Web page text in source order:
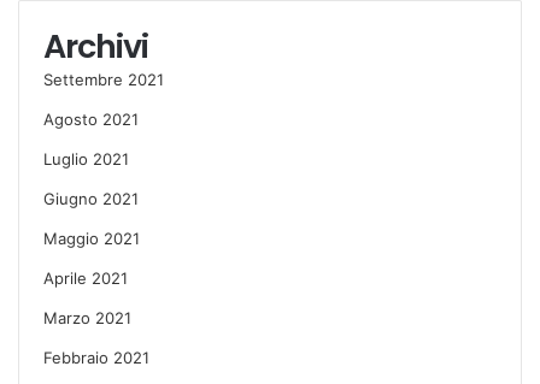
Archivi
Settembre 2021
Agosto 2021
Luglio 2021
Giugno 2021
Maggio 2021
Aprile 2021
Marzo 2021
Febbraio 2021